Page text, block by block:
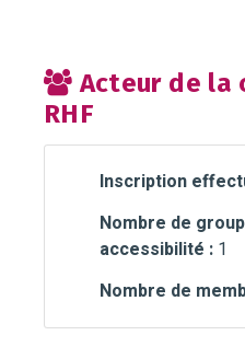
Acteur de la
RHF
Inscription
Nombre de
accessibilité : 1
Nombre de